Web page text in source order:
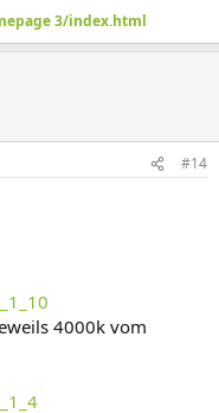
3/index.html
#14
4000k vom